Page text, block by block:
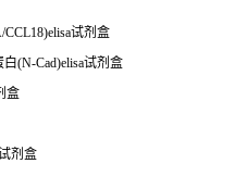
试剂盒
(N-Cad)elisa试剂盒
盒
剂盒